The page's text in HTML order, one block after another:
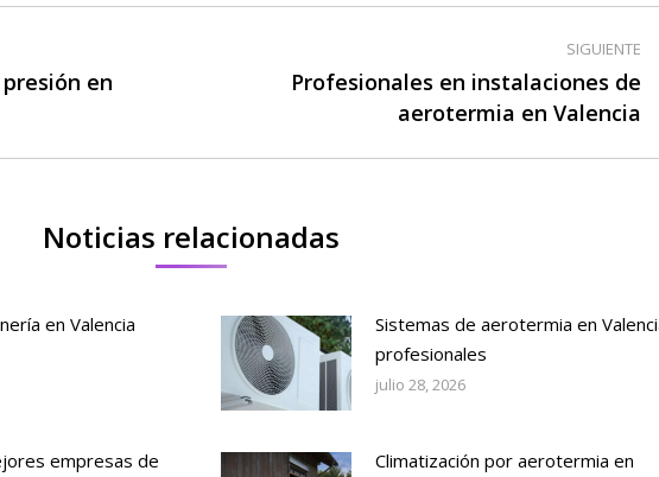
en
SIGUIENTE
PublicaciónProfesionales en instalaciones de
aerotermia en Valencia
Noticias relacionadas
en Valencia
Sistemas de aerotermia en
profesionales
julio 28, 2026
empresas de
Climatización por aerotermia en